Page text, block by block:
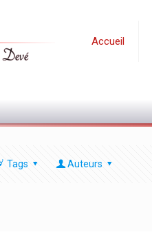
Accueil
Tags Auteurs